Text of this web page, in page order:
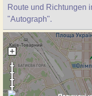
Route und Richtungen
"Autograph".